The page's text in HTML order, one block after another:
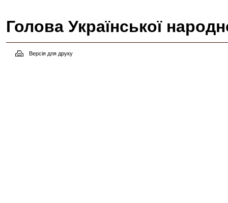
Голова Української
Версія для друку